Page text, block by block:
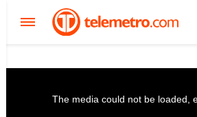
The media could not be loaded,